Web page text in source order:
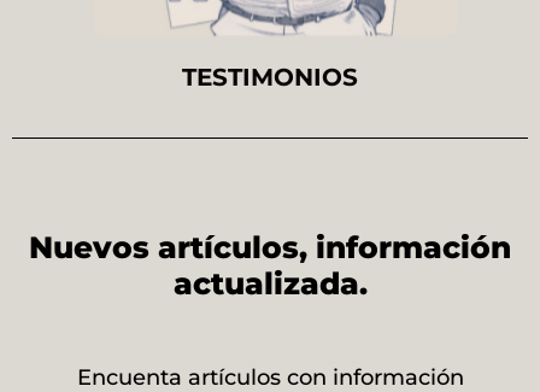
TESTIMONIOS
Nuevos artículos, información
actualizada.
Encuenta artículos con información